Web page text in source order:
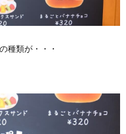
種類が・・・